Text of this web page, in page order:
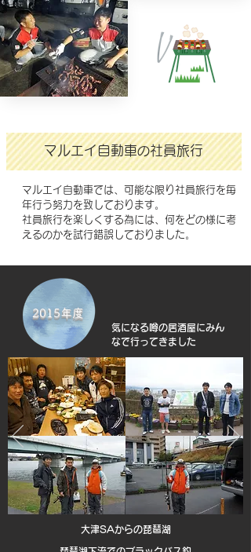
マルエイ自動車の社員旅行
マルエイ自動車では、可能な限り社員旅行を毎
年行う努力を致しております。
社員旅行を楽しくする為には、何をどの様に考
えるのかを試行錯誤しておりました。
2015年度
気になる噂の居酒屋にみん
なで行ってきました
大津SAからの琵琶湖